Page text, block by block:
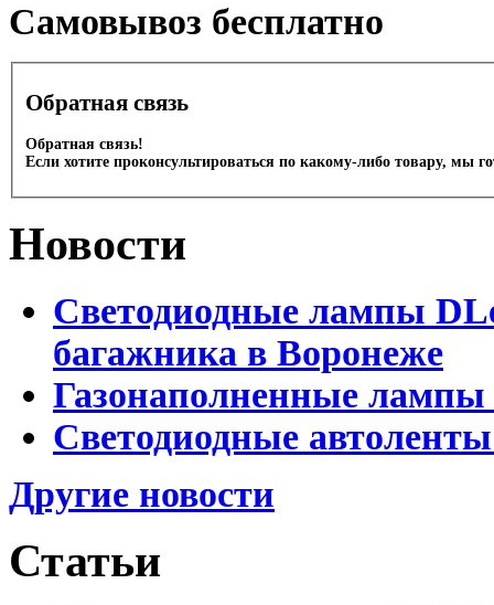
Cамовывоз бесплатно
Обратная связь
Обратная связь!
Если хотите проконсультироваться по какому-либо товару, мы
Новости
Светодиодные лампы
багажника в Воронеже
Газонаполненные
Светодиодные
Другие новости
Статьи